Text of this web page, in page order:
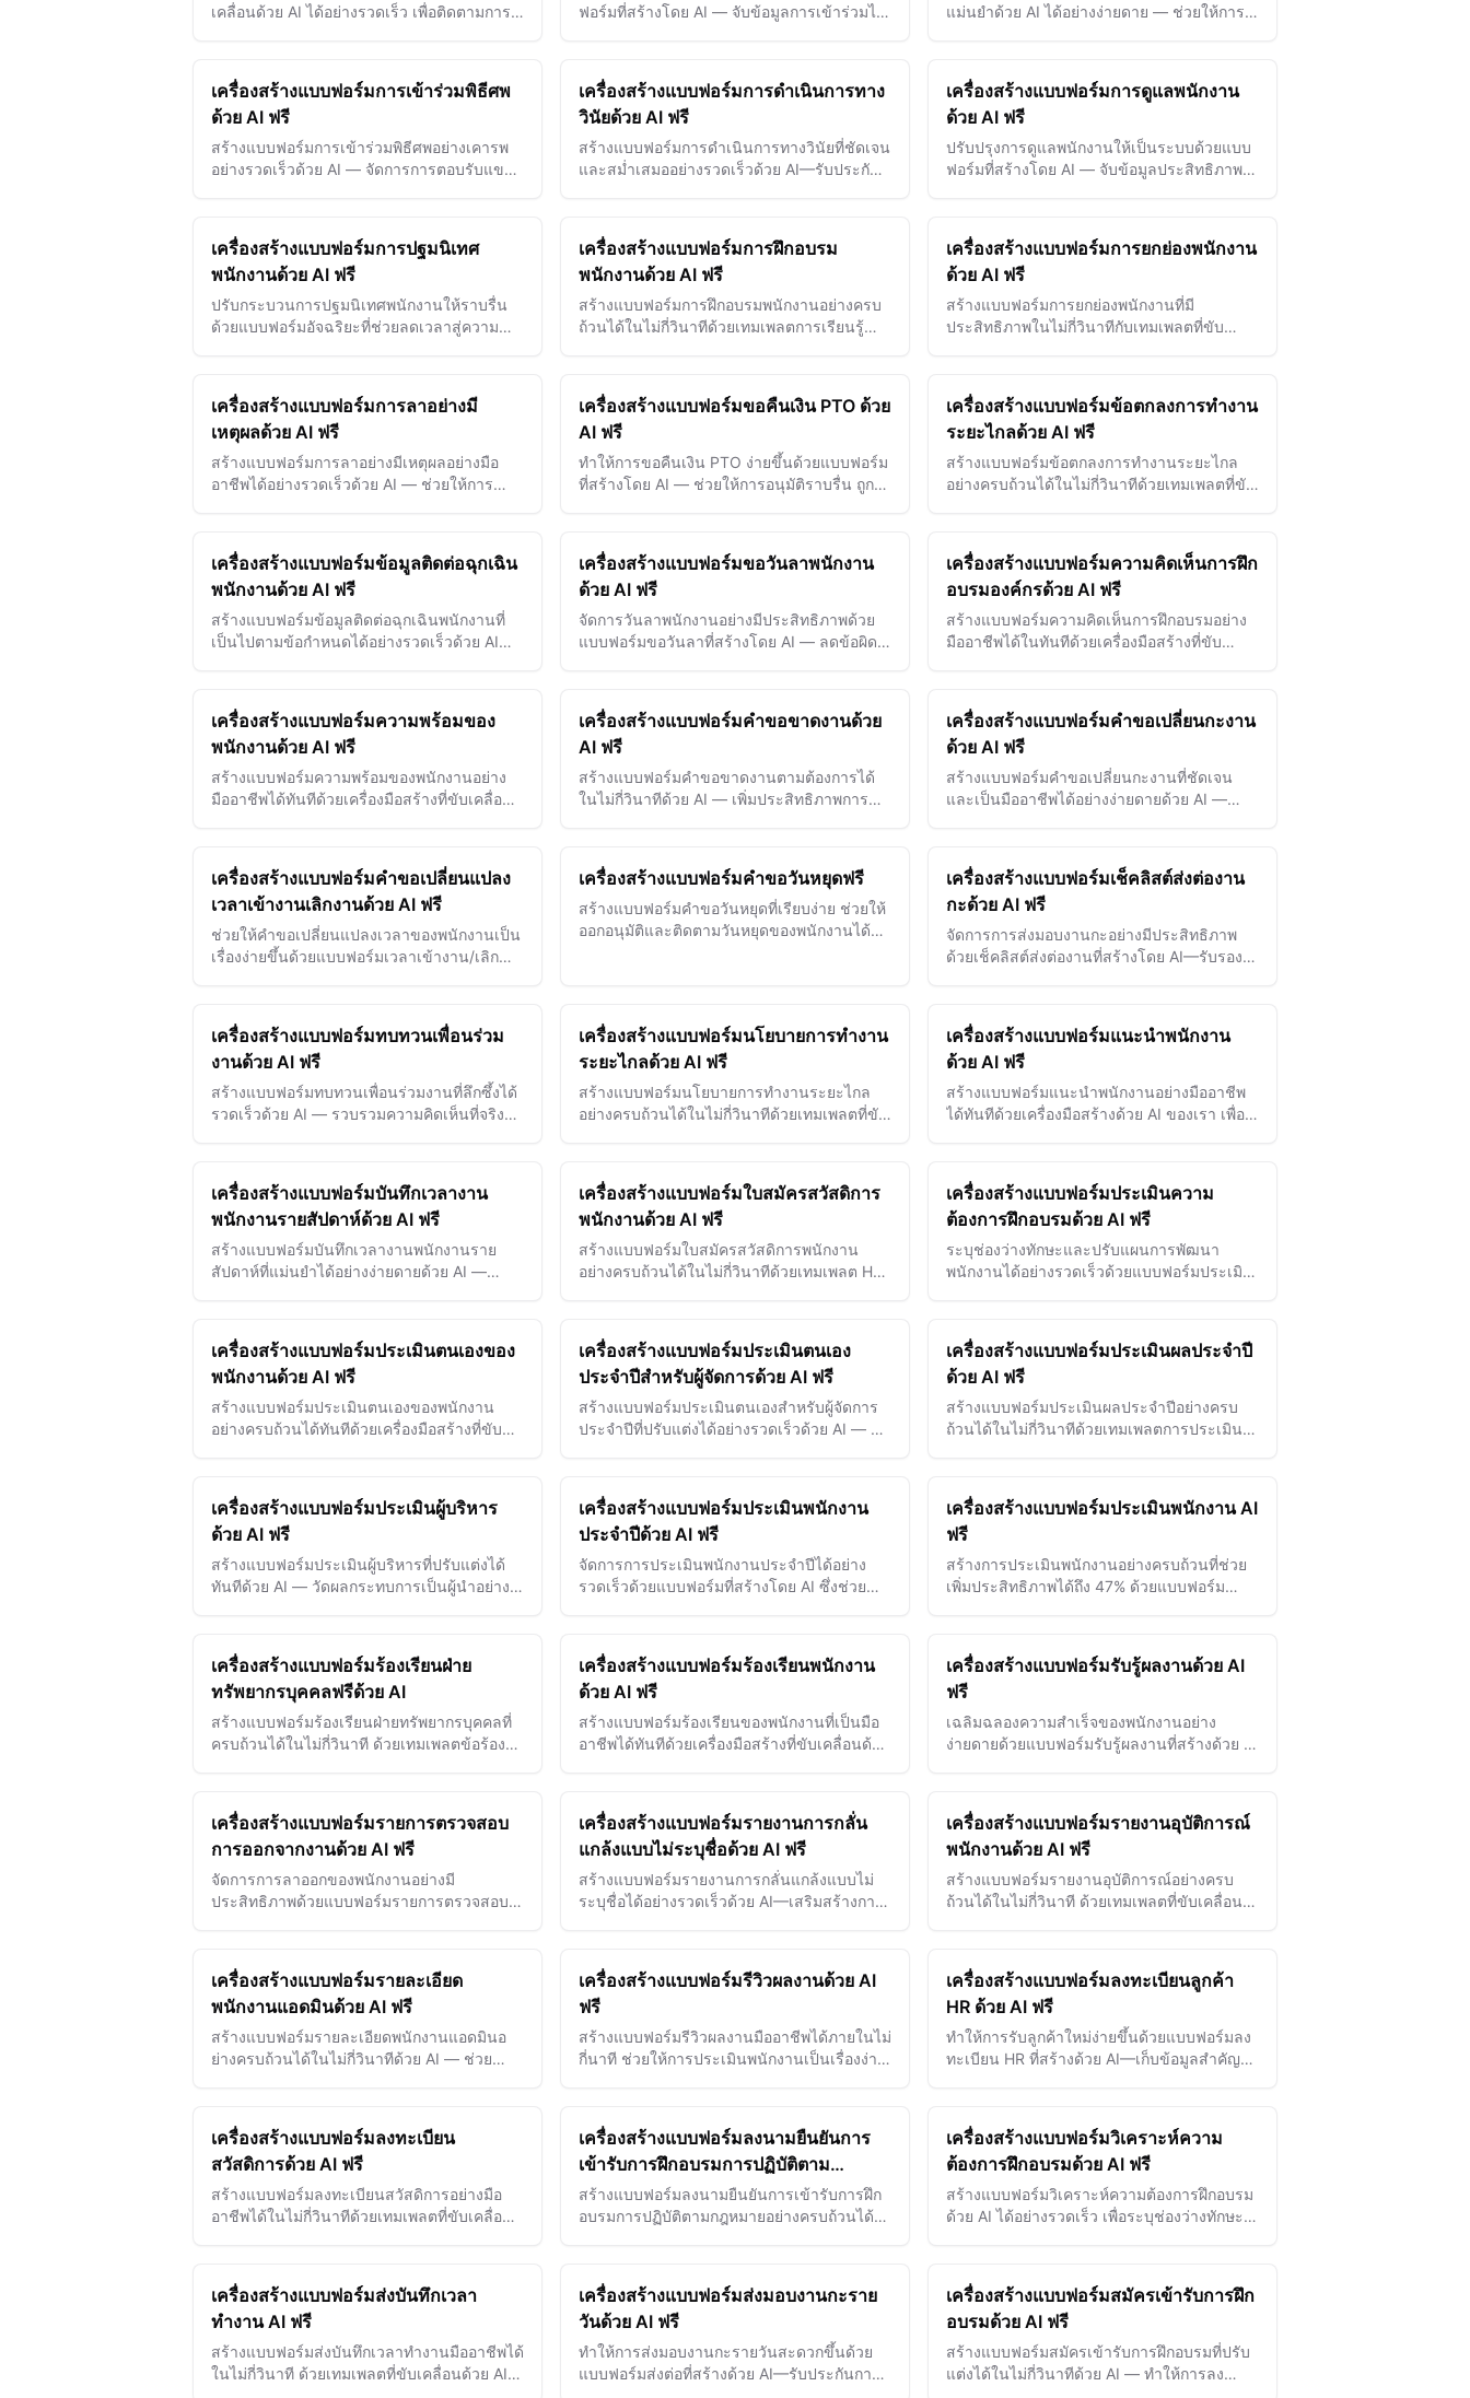
เคลื่อนด้วย AI ได้อย่างรวดเร็ว เพื่อติดตามการ
ฟอร์มที่สร้างโดย AI — จับข้อมูลการเข้าร่วมได้
แม่นยำด้วย AI ได้อย่างง่ายดาย — ช่วยให้การ
เครื่องสร้างแบบฟอร์มการเข้าร่วมพิธีศพ
ด้วย AI ฟรี
สร้างแบบฟอร์มการเข้าร่วมพิธีศพอย่างเคารพ
อย่างรวดเร็วด้วย AI — จัดการการตอบรับแขก
เครื่องสร้างแบบฟอร์มการดำเนินการทาง
วินัยด้วย AI ฟรี
สร้างแบบฟอร์มการดำเนินการทางวินัยที่ชัดเจน
และสม่ำเสมออย่างรวดเร็วด้วย AI—รับประกัน
เครื่องสร้างแบบฟอร์มการดูแลพนักงาน
ด้วย AI ฟรี
ปรับปรุงการดูแลพนักงานให้เป็นระบบด้วยแบบ
ฟอร์มที่สร้างโดย AI — จับข้อมูลประสิทธิภาพ
เครื่องสร้างแบบฟอร์มการปฐมนิเทศ
พนักงานด้วย AI ฟรี
ปรับกระบวนการปฐมนิเทศพนักงานให้ราบรื่น
ด้วยแบบฟอร์มอัจฉริยะที่ช่วยลดเวลาสู่ความ
เครื่องสร้างแบบฟอร์มการฝึกอบรม
พนักงานด้วย AI ฟรี
สร้างแบบฟอร์มการฝึกอบรมพนักงานอย่างครบ
ถ้วนได้ในไม่กี่วินาทีด้วยเทมเพลตการเรียนรู้
เครื่องสร้างแบบฟอร์มการยกย่องพนักงาน
ด้วย AI ฟรี
สร้างแบบฟอร์มการยกย่องพนักงานที่มี
ประสิทธิภาพในไม่กี่วินาทีกับเทมเพลตที่ขับ
เครื่องสร้างแบบฟอร์มการลาอย่างมี
เหตุผลด้วย AI ฟรี
สร้างแบบฟอร์มการลาอย่างมีเหตุผลอย่างมือ
อาชีพได้อย่างรวดเร็วด้วย AI — ช่วยให้การ
เครื่องสร้างแบบฟอร์มขอคืนเงิน PTO ด้วย
AI ฟรี
ทำให้การขอคืนเงิน PTO ง่ายขึ้นด้วยแบบฟอร์ม
ที่สร้างโดย AI — ช่วยให้การอนุมัติราบรื่น ถูก
เครื่องสร้างแบบฟอร์มข้อตกลงการทำงาน
ระยะไกลด้วย AI ฟรี
สร้างแบบฟอร์มข้อตกลงการทำงานระยะไกล
อย่างครบถ้วนได้ในไม่กี่วินาทีด้วยเทมเพลตที่ขับ
เครื่องสร้างแบบฟอร์มข้อมูลติดต่อฉุกเฉิน
พนักงานด้วย AI ฟรี
สร้างแบบฟอร์มข้อมูลติดต่อฉุกเฉินพนักงานที่
เป็นไปตามข้อกำหนดได้อย่างรวดเร็วด้วย AI
เครื่องสร้างแบบฟอร์มขอวันลาพนักงาน
ด้วย AI ฟรี
จัดการวันลาพนักงานอย่างมีประสิทธิภาพด้วย
แบบฟอร์มขอวันลาที่สร้างโดย AI — ลดข้อผิด
เครื่องสร้างแบบฟอร์มความคิดเห็นการฝึก
อบรมองค์กรด้วย AI ฟรี
สร้างแบบฟอร์มความคิดเห็นการฝึกอบรมอย่าง
มืออาชีพได้ในทันทีด้วยเครื่องมือสร้างที่ขับ
เครื่องสร้างแบบฟอร์มความพร้อมของ
พนักงานด้วย AI ฟรี
สร้างแบบฟอร์มความพร้อมของพนักงานอย่าง
มืออาชีพได้ทันทีด้วยเครื่องมือสร้างที่ขับเคลื่อน
เครื่องสร้างแบบฟอร์มคำขอขาดงานด้วย
AI ฟรี
สร้างแบบฟอร์มคำขอขาดงานตามต้องการได้
ในไม่กี่วินาทีด้วย AI — เพิ่มประสิทธิภาพการ
เครื่องสร้างแบบฟอร์มคำขอเปลี่ยนกะงาน
ด้วย AI ฟรี
สร้างแบบฟอร์มคำขอเปลี่ยนกะงานที่ชัดเจน
และเป็นมืออาชีพได้อย่างง่ายดายด้วย AI —
เครื่องสร้างแบบฟอร์มคำขอเปลี่ยนแปลง
เวลาเข้างานเลิกงานด้วย AI ฟรี
ช่วยให้คำขอเปลี่ยนแปลงเวลาของพนักงานเป็น
เรื่องง่ายขึ้นด้วยแบบฟอร์มเวลาเข้างาน/เลิก
เครื่องสร้างแบบฟอร์มคำขอวันหยุดฟรี
สร้างแบบฟอร์มคำขอวันหยุดที่เรียบง่าย ช่วยให้
ออกอนุมัติและติดตามวันหยุดของพนักงานได้
เครื่องสร้างแบบฟอร์มเช็คลิสต์ส่งต่องาน
กะด้วย AI ฟรี
จัดการการส่งมอบงานกะอย่างมีประสิทธิภาพ
ด้วยเช็คลิสต์ส่งต่องานที่สร้างโดย AI—รับรอง
เครื่องสร้างแบบฟอร์มทบทวนเพื่อนร่วม
งานด้วย AI ฟรี
สร้างแบบฟอร์มทบทวนเพื่อนร่วมงานที่ลึกซึ้งได้
รวดเร็วด้วย AI — รวบรวมความคิดเห็นที่จริงใจ
เครื่องสร้างแบบฟอร์มนโยบายการทำงาน
ระยะไกลด้วย AI ฟรี
สร้างแบบฟอร์มนโยบายการทำงานระยะไกล
อย่างครบถ้วนได้ในไม่กี่วินาทีด้วยเทมเพลตที่ขับ
เครื่องสร้างแบบฟอร์มแนะนำพนักงาน
ด้วย AI ฟรี
สร้างแบบฟอร์มแนะนำพนักงานอย่างมืออาชีพ
ได้ทันทีด้วยเครื่องมือสร้างด้วย AI ของเรา เพื่อ
เครื่องสร้างแบบฟอร์มบันทึกเวลางาน
พนักงานรายสัปดาห์ด้วย AI ฟรี
สร้างแบบฟอร์มบันทึกเวลางานพนักงานราย
สัปดาห์ที่แม่นยำได้อย่างง่ายดายด้วย AI —
เครื่องสร้างแบบฟอร์มใบสมัครสวัสดิการ
พนักงานด้วย AI ฟรี
สร้างแบบฟอร์มใบสมัครสวัสดิการพนักงาน
อย่างครบถ้วนได้ในไม่กี่วินาทีด้วยเทมเพลต HR
เครื่องสร้างแบบฟอร์มประเมินความ
ต้องการฝึกอบรมด้วย AI ฟรี
ระบุช่องว่างทักษะและปรับแผนการพัฒนา
พนักงานได้อย่างรวดเร็วด้วยแบบฟอร์มประเมิน
เครื่องสร้างแบบฟอร์มประเมินตนเองของ
พนักงานด้วย AI ฟรี
สร้างแบบฟอร์มประเมินตนเองของพนักงาน
อย่างครบถ้วนได้ทันทีด้วยเครื่องมือสร้างที่ขับ
วิชาชีพ
เครื่องสร้างแบบฟอร์มประเมินตนเอง
ประจำปีสำหรับผู้จัดการด้วย AI ฟรี
สร้างแบบฟอร์มประเมินตนเองสำหรับผู้จัดการ
ประจำปีที่ปรับแต่งได้อย่างรวดเร็วด้วย AI — ส่ง
เครื่องสร้างแบบฟอร์มประเมินผลประจำปี
ด้วย AI ฟรี
สร้างแบบฟอร์มประเมินผลประจำปีอย่างครบ
ถ้วนได้ในไม่กี่วินาทีด้วยเทมเพลตการประเมิน
เครื่องสร้างแบบฟอร์มประเมินผู้บริหาร
ด้วย AI ฟรี
สร้างแบบฟอร์มประเมินผู้บริหารที่ปรับแต่งได้
ทันทีด้วย AI — วัดผลกระทบการเป็นผู้นำอย่าง
เครื่องสร้างแบบฟอร์มประเมินพนักงาน
ประจำปีด้วย AI ฟรี
จัดการการประเมินพนักงานประจำปีได้อย่าง
รวดเร็วด้วยแบบฟอร์มที่สร้างโดย AI ซึ่งช่วย
เครื่องสร้างแบบฟอร์มประเมินพนักงาน AI
ฟรี
สร้างการประเมินพนักงานอย่างครบถ้วนที่ช่วย
เพิ่มประสิทธิภาพได้ถึง 47% ด้วยแบบฟอร์ม
เครื่องสร้างแบบฟอร์มร้องเรียนฝ่าย
ทรัพยากรบุคคลฟรีด้วย AI
สร้างแบบฟอร์มร้องเรียนฝ่ายทรัพยากรบุคคลที่
ครบถ้วนได้ในไม่กี่วินาที ด้วยเทมเพลตข้อร้อง
เครื่องสร้างแบบฟอร์มร้องเรียนพนักงาน
ด้วย AI ฟรี
สร้างแบบฟอร์มร้องเรียนของพนักงานที่เป็นมือ
อาชีพได้ทันทีด้วยเครื่องมือสร้างที่ขับเคลื่อนด้วย
เครื่องสร้างแบบฟอร์มรับรู้ผลงานด้วย AI
ฟรี
เฉลิมฉลองความสำเร็จของพนักงานอย่าง
ง่ายดายด้วยแบบฟอร์มรับรู้ผลงานที่สร้างด้วย AI
เครื่องสร้างแบบฟอร์มรายการตรวจสอบ
การออกจากงานด้วย AI ฟรี
จัดการการลาออกของพนักงานอย่างมี
ประสิทธิภาพด้วยแบบฟอร์มรายการตรวจสอบ
ผ่านที่ราบรื่…
เครื่องสร้างแบบฟอร์มรายงานการกลั่น
แกล้งแบบไม่ระบุชื่อด้วย AI ฟรี
สร้างแบบฟอร์มรายงานการกลั่นแกล้งแบบไม่
ระบุชื่อได้อย่างรวดเร็วด้วย AI—เสริมสร้างการ
เครื่องสร้างแบบฟอร์มรายงานอุบัติการณ์
พนักงานด้วย AI ฟรี
สร้างแบบฟอร์มรายงานอุบัติการณ์อย่างครบ
ถ้วนได้ในไม่กี่วินาที ด้วยเทมเพลตที่ขับเคลื่อน
เครื่องสร้างแบบฟอร์มรายละเอียด
พนักงานแอดมินด้วย AI ฟรี
สร้างแบบฟอร์มรายละเอียดพนักงานแอดมินอ
ย่างครบถ้วนได้ในไม่กี่วินาทีด้วย AI — ช่วย
เครื่องสร้างแบบฟอร์มรีวิวผลงานด้วย AI
ฟรี
สร้างแบบฟอร์มรีวิวผลงานมืออาชีพได้ภายในไม่
กี่นาที ช่วยให้การประเมินพนักงานเป็นเรื่องง่าย
เครื่องสร้างแบบฟอร์มลงทะเบียนลูกค้า
HR ด้วย AI ฟรี
ทำให้การรับลูกค้าใหม่ง่ายขึ้นด้วยแบบฟอร์มลง
ทะเบียน HR ที่สร้างด้วย AI—เก็บข้อมูลสำคัญ
เครื่องสร้างแบบฟอร์มลงทะเบียน
สวัสดิการด้วย AI ฟรี
สร้างแบบฟอร์มลงทะเบียนสวัสดิการอย่างมือ
อาชีพได้ในไม่กี่วินาทีด้วยเทมเพลตที่ขับเคลื่อน
เครื่องสร้างแบบฟอร์มลงนามยืนยันการ
เข้ารับการฝึกอบรมการปฏิบัติตาม
กฎหมาย
สร้างแบบฟอร์มลงนามยืนยันการเข้ารับการฝึก
อบรมการปฏิบัติตามกฎหมายอย่างครบถ้วนได้
เครื่องสร้างแบบฟอร์มวิเคราะห์ความ
ต้องการฝึกอบรมด้วย AI ฟรี
สร้างแบบฟอร์มวิเคราะห์ความต้องการฝึกอบรม
ด้วย AI ได้อย่างรวดเร็ว เพื่อระบุช่องว่างทักษะ
เครื่องสร้างแบบฟอร์มส่งบันทึกเวลา
ทำงาน AI ฟรี
สร้างแบบฟอร์มส่งบันทึกเวลาทำงานมืออาชีพได้
ในไม่กี่วินาที ด้วยเทมเพลตที่ขับเคลื่อนด้วย AI
เครื่องสร้างแบบฟอร์มส่งมอบงานกะราย
วันด้วย AI ฟรี
ทำให้การส่งมอบงานกะรายวันสะดวกขึ้นด้วย
แบบฟอร์มส่งต่อที่สร้างด้วย AI—รับประกันการ
เครื่องสร้างแบบฟอร์มสมัครเข้ารับการฝึก
อบรมด้วย AI ฟรี
สร้างแบบฟอร์มสมัครเข้ารับการฝึกอบรมที่ปรับ
แต่งได้ในไม่กี่วินาทีด้วย AI — ทำให้การลง